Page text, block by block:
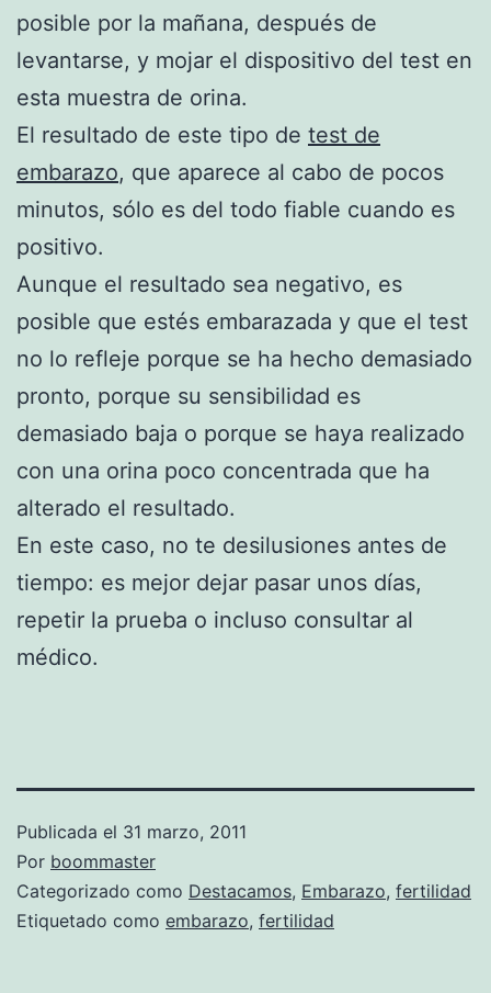
posible por la mañana, después de
levantarse, y mojar el dispositivo del test en
esta muestra de orina.
El resultado de este tipo de test de
embarazo, que aparece al cabo de pocos
minutos, sólo es del todo fiable cuando es
positivo.
Aunque el resultado sea negativo, es
posible que estés embarazada y que el test
no lo refleje porque se ha hecho demasiado
pronto, porque su sensibilidad es
demasiado baja o porque se haya realizado
con una orina poco concentrada que ha
alterado el resultado.
En este caso, no te desilusiones antes de
tiempo: es mejor dejar pasar unos días,
repetir la prueba o incluso consultar al
médico.
Publicada el 31 marzo, 2011
Por boommaster
Categorizado como Destacamos, Embarazo, fertilidad
Etiquetado como embarazo, fertilidad